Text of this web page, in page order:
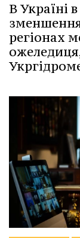
В Україні
регіонах